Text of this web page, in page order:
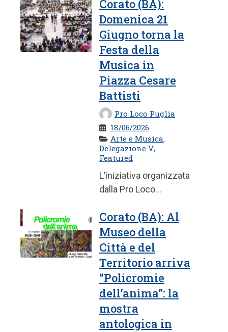
nuovo appuntamento
della rassegna ...
Corato (BA):
Domenica 21
Giugno torna la
Festa della
Musica in
Piazza Cesare
Battisti
Pro Loco Puglia
18/06/2026
Arte e Musica,
Delegazione V,
Featured
L’iniziativa organizzata
dalla Pro Loco
collaborazione con
l’Istituto Comprensivo
...
Corato (BA): Al
Museo della
Città e del
Territorio arriva
“Policromie
dell’anima”: la
mostra
antologica in